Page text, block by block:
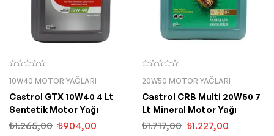
10W40 MOTOR YAĞLARI
Castrol GTX 10W40 4 Lt
Sentetik Motor Yağı
₺1.265,00 ₺904,00
20W50 MOTOR YAĞLARI
Castrol CRB Multi 20W50 7
Lt Mineral Motor Yağı
₺1.717,00 ₺1.227,00